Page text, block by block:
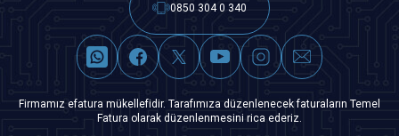
0850 304 0 340
Firmamız efatura mükellefidir. Tarafımıza düzenlenecek faturaların Temel
Fatura olarak düzenlenmesini rica ederiz.